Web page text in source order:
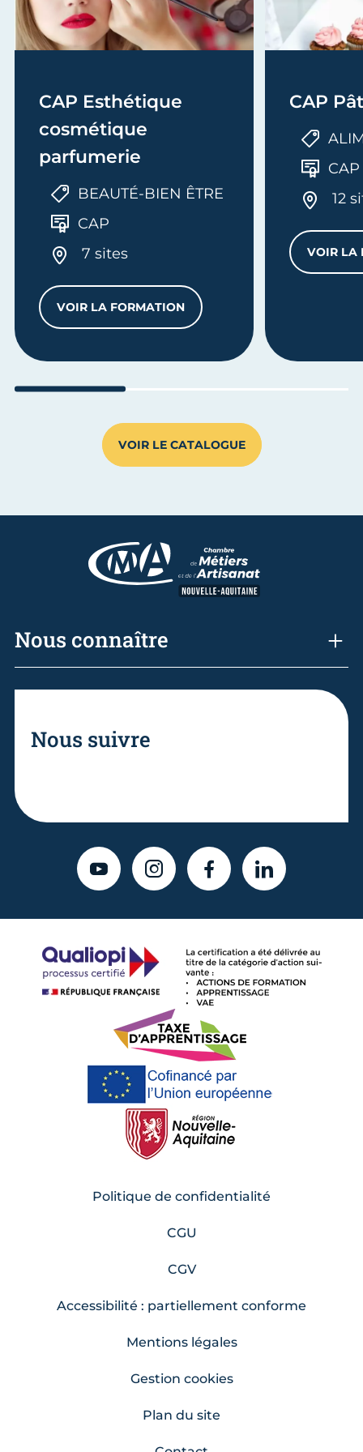
BÂTIMENT - OPTION MÉTALLERIE
CAP Esthétique
cosmétique
parfumerie
BEAUTÉ-BIEN ÊTRE
CAP
7 sites
VOIR LA FORMATIONCAP ESTHÉTIQUE COSMÉTIQUE
CAP
CAP
12
VOIR LA
VOIR LE CATALOGUE
Nous connaître
Nous suivre
YOUTUBEINSTAGRAMFACEBOOKLINKEDIN
Politique de confidentialité
CGU
CGV
Accessibilité : partiellement conforme
Mentions légales
Gestion cookies
Plan du site